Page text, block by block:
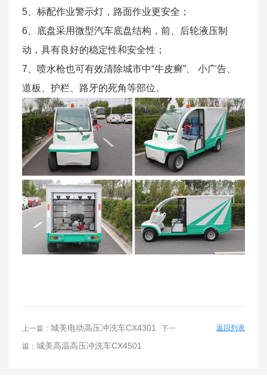
5、标配作业警示灯，路面作业更安全；
6、底盘采用微型汽车底盘结构，前、后轮液压制
动，具有良好的稳定性和安全性；
7、喷水枪也可有效清除城市中“牛皮癣”、 小广告、
道板、护栏、路牙的死角等部位。
上一篇： 城美电动高压冲洗车CX4301 下一
篇： 城美高温高压冲洗车CX4501
返回列表